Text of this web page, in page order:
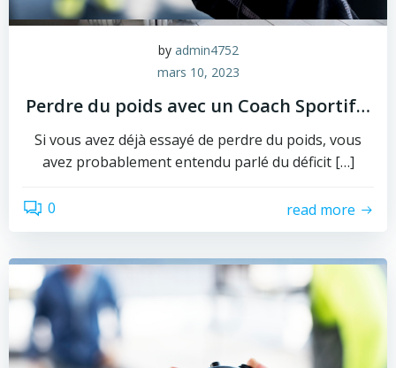
by admin4752
mars 10, 2023
Perdre du poids avec un Coach Sportif…
Si vous avez déjà essayé de perdre du poids, vous
avez probablement entendu parlé du déficit […]
0 read more